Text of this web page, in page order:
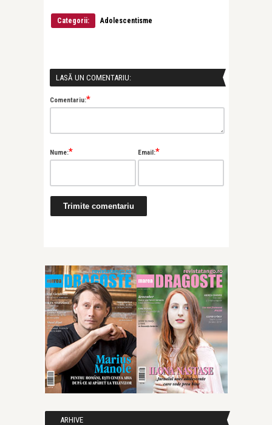
Categorii: Adolescentisme
LASĂ UN COMENTARIU:
Comentariu:*
Nume:* Email:*
ARHIVE